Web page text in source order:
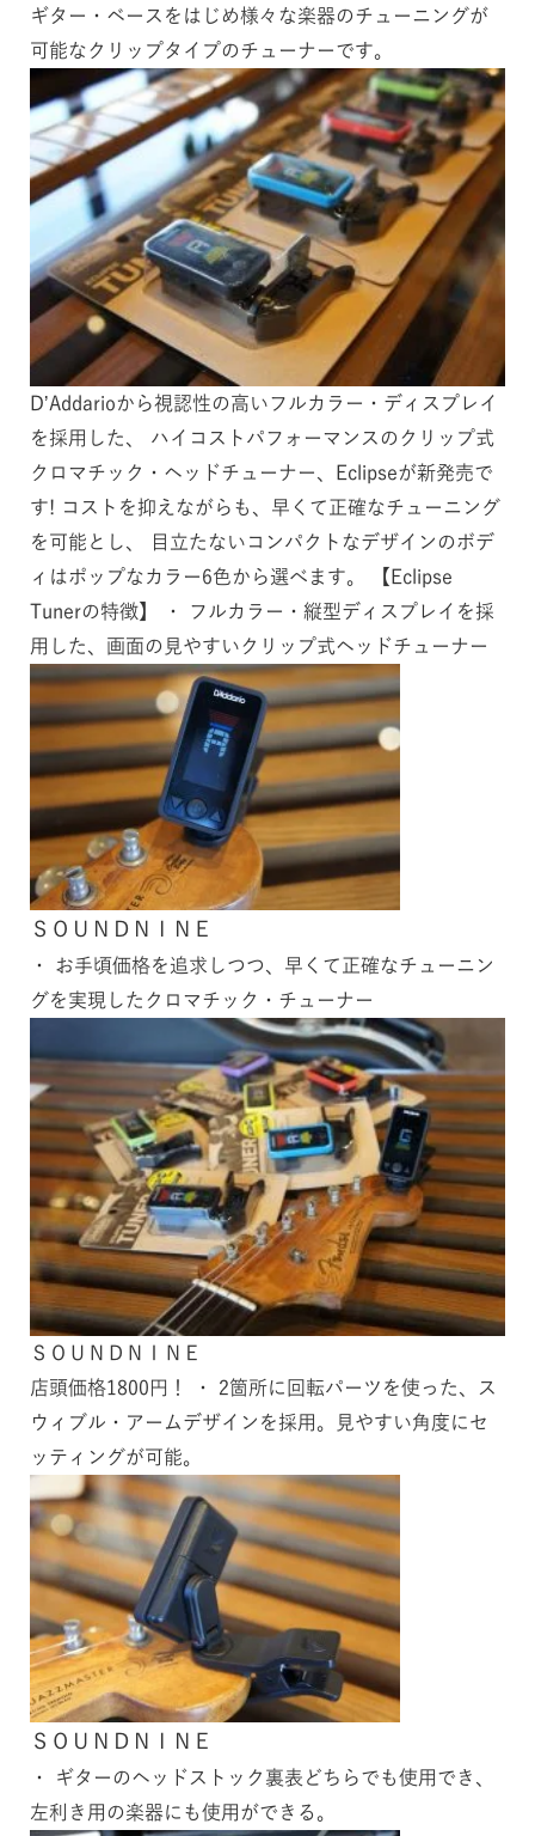
ギター・ベースをはじめ様々な楽器のチューニングが
可能なクリップタイプのチューナーです。
DʼAddarioから視認性の高いフルカラー・ディスプレイ
を採用した、 ハイコストパフォーマンスのクリップ式
クロマチック・ヘッドチューナー、Eclipseが新発売で
す! コストを抑えながらも、早くて正確なチューニング
を可能とし、 目立たないコンパクトなデザインのボデ
ィはポップなカラー6色から選べます。 【Eclipse
Tunerの特徴】 ・ フルカラー・縦型ディスプレイを採
用した、画面の見やすいクリップ式ヘッドチューナー
ＳＯＵＮＤＮＩＮＥ
・ お手頃価格を追求しつつ、早くて正確なチューニン
グを実現したクロマチック・チューナー
ＳＯＵＮＤＮＩＮＥ
店頭価格1800円！ ・ 2箇所に回転パーツを使った、ス
ウィブル・アームデザインを採用。見やすい角度にセ
ッティングが可能。
ＳＯＵＮＤＮＩＮＥ
・ ギターのヘッドストック裏表どちらでも使用でき、
左利き用の楽器にも使用ができる。